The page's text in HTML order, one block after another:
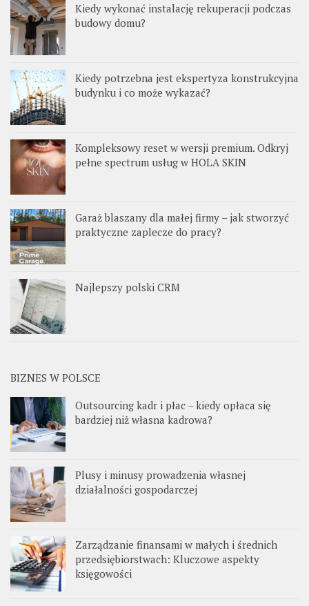
Kiedy wykonać instalację rekuperacji podczas
budowy domu?
Kiedy potrzebna jest ekspertyza konstrukcyjna
budynku i co może wykazać?
Kompleksowy reset w wersji premium. Odkryj
pełne spectrum usług w HOLA SKIN
Garaż blaszany dla małej firmy – jak stworzyć
praktyczne zaplecze do pracy?
Najlepszy polski CRM
BIZNES W POLSCE
Outsourcing kadr i płac – kiedy opłaca się
bardziej niż własna kadrowa?
Plusy i minusy prowadzenia własnej
działalności gospodarczej
Zarządzanie finansami w małych i średnich
przedsiębiorstwach: Kluczowe aspekty
księgowości